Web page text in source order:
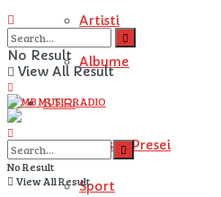
Artisti
Albume
STIRI
Revista Presei
Sport
No Result
View All Result
No Result
View All Result